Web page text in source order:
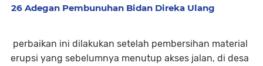
26 Adegan Pembunuhan Bidan Direka Ulang
perbaikan ini dilakukan setelah pembersihan material
erupsi yang sebelumnya menutup akses jalan, di desa